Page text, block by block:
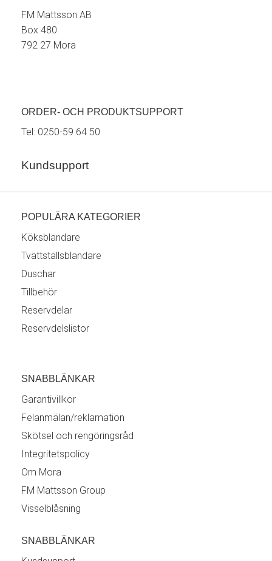
FM Mattsson AB
Box 480
792 27 Mora
ORDER- OCH PRODUKTSUPPORT
Tel: 0250-59 64 50
Kundsupport
POPULÄRA KATEGORIER
Köksblandare
Tvättställsblandare
Duschar
Tillbehör
Reservdelar
Reservdelslistor
SNABBLÄNKAR
Garantivillkor
Felanmälan/reklamation
Skötsel och rengöringsråd
Integritetspolicy
Om Mora
FM Mattsson Group
Visselblåsning
SNABBLÄNKAR